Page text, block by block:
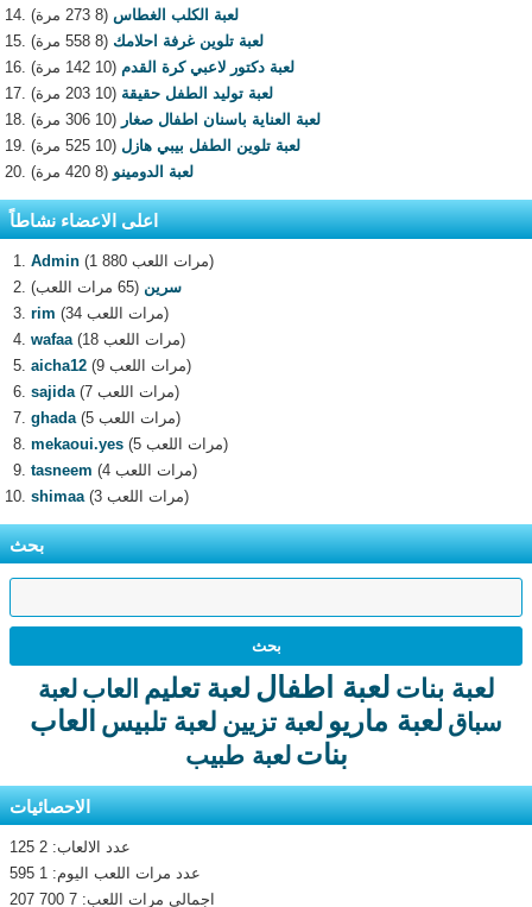
لعبة الكلب الغطاس (8 273 مرة)
لعبة تلوين غرفة احلامك (8 558 مرة)
لعبة دكتور لاعبي كرة القدم (10 142 مرة)
لعبة توليد الطفل حقيقة (10 203 مرة)
لعبة العناية باسنان اطفال صغار (10 306 مرة)
لعبة تلوين الطفل بيبي هازل (10 525 مرة)
لعبة الدومينو (8 420 مرة)
اعلى الاعضاء نشاطاً
Admin
(1 880 مرات اللعب)
سرين (65 مرات اللعب)
rim
(34 مرات اللعب)
wafaa
(18 مرات اللعب)
aicha12
(9 مرات اللعب)
sajida
(7 مرات اللعب)
ghada
(5 مرات اللعب)
mekaoui.yes
(5 مرات اللعب)
tasneem
(4 مرات اللعب)
shimaa
(3 مرات اللعب)
بحث
لعبة بنات لعبة اطفال لعبة تعليم العاب لعبة
سباق لعبة ماريو لعبة تزيين لعبة تلبيس العاب
بنات لعبة طبيب
الاحصائيات
عدد الالعاب: 2 125
عدد مرات اللعب اليوم: 1 595
اجمالى مرات اللعب: 7 700 207